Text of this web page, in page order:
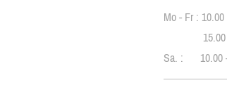
Mo - Fr :
15.00 -
Sa. : 10.00 -